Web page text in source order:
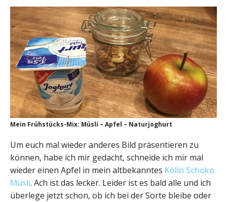
Mein Frühstücks-Mix: Müsli – Apfel – Naturjoghurt
Um euch mal wieder anderes Bild präsentieren zu
können, habe ich mir gedacht, schneide ich mir mal
wieder einen Apfel in mein altbekanntes Kölln Schoko
Müsli. Ach ist das lecker. Leider ist es bald alle und ich
überlege jetzt schon, ob ich bei der Sorte bleibe oder